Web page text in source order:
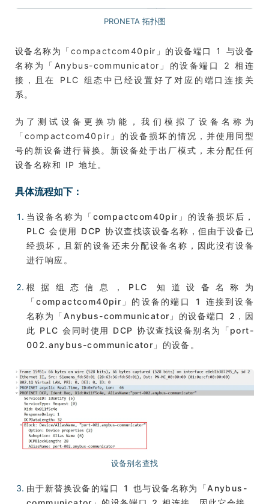
PRONETA 拓扑图
设备名称为「compactcom40pir」的设备端口 1 与设备
名称为「Anybus-communicator」的设备端口 2 相连
接，且在 PLC 组态中已经设置好了对应的端口连接关
系。
为了测试设备更换功能，我们模拟了设备名称为
「compactcom40pir」的设备损坏的情况，并使用同型
号的新设备进行替换。新设备处于出厂模式，未分配任何
设备名称和 IP 地址。
具体流程如下：
当设备名称为「compactcom40pir」的设备损坏后，
PLC 会使用 DCP 协议查找该设备名称，但由于设备已
经损坏，且新的设备还未分配设备名称，因此没有设备
进行响应。
根据组态信息，PLC 知道设备名称为
「compactcom40pir」的设备的端口 1 连接到设备
名称为「Anybus-communicator」的设备端口 2，因
此 PLC 会同时使用 DCP 协议查找设备别名为「port-
002.anybus-communicator」的设备。
设备别名查找
由于新替换设备的端口 1 也与设备名称为「Anybus-